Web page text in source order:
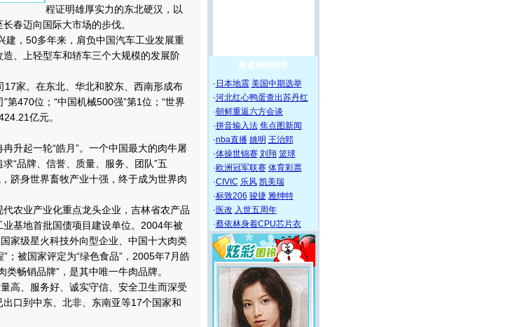
程证明雄厚实力的东北硬汉，以
春迈向国际大市场的步伐。
，50多年来，肩负中国汽车工业发展重
、上轻型车和轿车三个大规模的发展阶
家。在东北、华北和胶东、西南形成布
第470位；“中国机械500强”第1位；“世界
亿元。
起一轮“皓月”。一个中国最大的肉牛屠
“品牌、信誉、质量、服务、团队”五
跻身世界畜牧产业十强，终于成为世界肉
农业产业化重点龙头企业，吉林省农产品
基地首批国债项目建设单位。2004年被
家级星火科技外向型企业、中国十大肉类
；被国家评定为“绿色食品”，2005年7月皓
畅销品牌”，是其中唯一牛肉品牌。
、服务好、诚实守信、安全卫生而深受
口到中东、北非、东南亚等17个国家和
频道精彩推荐
· 日本地震 美国中期选举
·河北红心鸭蛋查出苏丹红
·朝鲜重返六方会谈
·拼音输入法 焦点图新闻
·nba直播 姚明 王治郅
·体操世锦赛 刘翔 篮球
·欧洲冠军联赛 体育彩票
·CIVIC 乐风 凯美瑞
·标致206 骏捷 雅绅特
· 医改 入世五周年
·蔡依林身着CPU芯片衣